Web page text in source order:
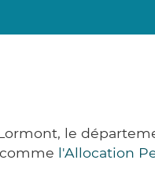
le
l'Allocation